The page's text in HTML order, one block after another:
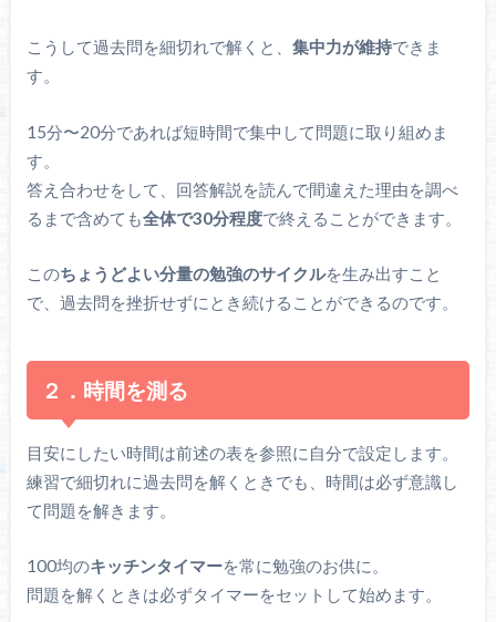
こうして過去問を細切れで解くと、 集中力が維持できま
す。
15分〜20分であれば短時間で集中して問題に取り組めま
す。
答え合わせをして、回答解説を読んで間違えた理由を調べ
るまで含めても全体で30分程度で終えることができます。
このちょうどよい分量の勉強のサイクルを生み出すこと
で、過去問を挫折せずにとき続けることができるのです。
２．時間を測る
目安にしたい時間は前述の表を参照に自分で設定します。
練習で細切れに過去問を解くときでも、時間は必ず意識し
て問題を解きます。
100均のキッチンタイマーを常に勉強のお供に。
問題を解くときは必ずタイマーをセットして始めます。